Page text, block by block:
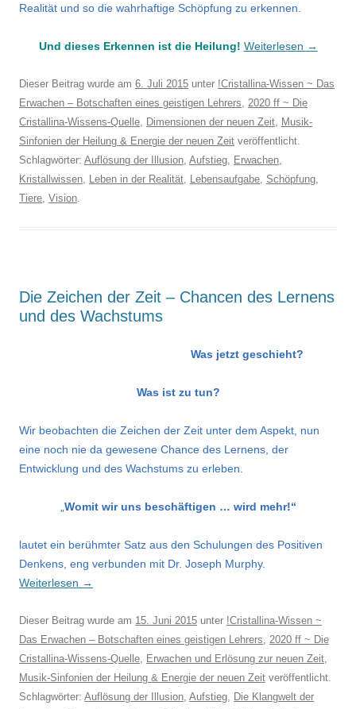
Realität und so die wahrhaftige Schöpfung zu erkennen.
Und dieses Erkennen ist die Heilung! Weiterlesen →
Dieser Beitrag wurde am 6. Juli 2015 unter !Cristallina-Wissen ~ Das
Erwachen – Botschaften eines geistigen Lehrers, 2020 ff ~ Die
Cristallina-Wissens-Quelle, Dimensionen der neuen Zeit, Musik-
Sinfonien der Heilung & Energie der neuen Zeit veröffentlicht.
Schlagwörter: Auflösung der Illusion, Aufstieg, Erwachen,
Kristallwissen, Leben in der Realität, Lebensaufgabe, Schöpfung,
Tiere, Vision.
Die Zeichen der Zeit – Chancen des Lernens
und des Wachstums
Was jetzt geschieht?
Was ist zu tun?
Wir beobachten die Zeichen der Zeit unter dem Aspekt, nun
eine noch nie da gewesene Chance des Lernens, der
Entwicklung und des Wachstums zu erleben.
Womit wir uns beschäftigen … wird mehr!“
lautet ein berühmter Satz aus den Schulungen des Positiven
Denkens, eng verbunden mit Dr. Joseph Murphy.
Weiterlesen →
Dieser Beitrag wurde am 15. Juni 2015 unter !Cristallina-Wissen ~
Das Erwachen – Botschaften eines geistigen Lehrers, 2020 ff ~ Die
Cristallina-Wissens-Quelle, Erwachen und Erlösung zur neuen Zeit,
Musik-Sinfonien der Heilung & Energie der neuen Zeit veröffentlicht.
Schlagwörter: Auflösung der Illusion, Aufstieg, Die Klangwelt der